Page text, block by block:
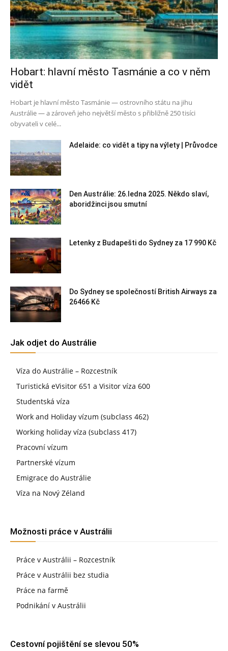
Hobart: hlavní město Tasmánie a co v něm
vidět
Hobart je hlavní město Tasmánie — ostrovního státu na jihu
Austrálie — a zároveň jeho největší město s přibližně 250 tisíci
obyvateli v celé...
Adelaide: co vidět a tipy na výlety | Průvodce
Den Austrálie: 26.ledna 2025. Někdo slaví,
aboridžinci jsou smutní
Letenky z Budapešti do Sydney za 17 990 Kč
Do Sydney se společností British Airways za
26466 Kč
Jak odjet do Austrálie
Víza do Austrálie – Rozcestník
Turistická eVisitor 651 a Visitor víza 600
Studentská víza
Work and Holiday vízum (subclass 462)
Working holiday víza (subclass 417)
Pracovní vízum
Partnerské vízum
Emigrace do Austrálie
Víza na Nový Zéland
Možnosti práce v Austrálii
Práce v Austrálii – Rozcestník
Práce v Austrálii bez studia
Práce na farmě
Podnikání v Austrálii
Cestovní pojištění se slevou 50%